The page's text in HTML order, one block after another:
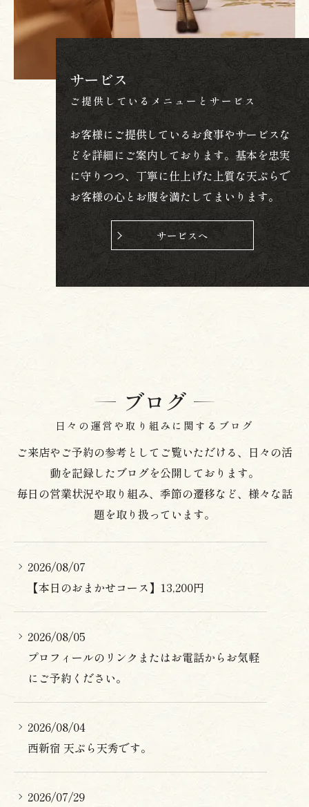
サービス
ご提供しているメニューとサービス
お客様にご提供しているお食事やサービスな
どを詳細にご案内しております。基本を忠実
に守りつつ、丁寧に仕上げた上質な天ぷらで
お客様の心とお腹を満たしてまいります。
サービスへ
日々の運営や取り組みに関するブログ
ブログ
ご来店やご予約の参考としてご覧いただける、日々の活
動を記録したブログを公開しております。
毎日の営業状況や取り組み、季節の遷移など、様々な話
題を取り扱っています。
2026/08/07
【本日のおまかせコース】13,200円
2026/08/05
プロフィールのリンクまたはお電話からお気軽
にご予約ください。
2026/08/04
西新宿 天ぷら天秀です。
2026/07/29